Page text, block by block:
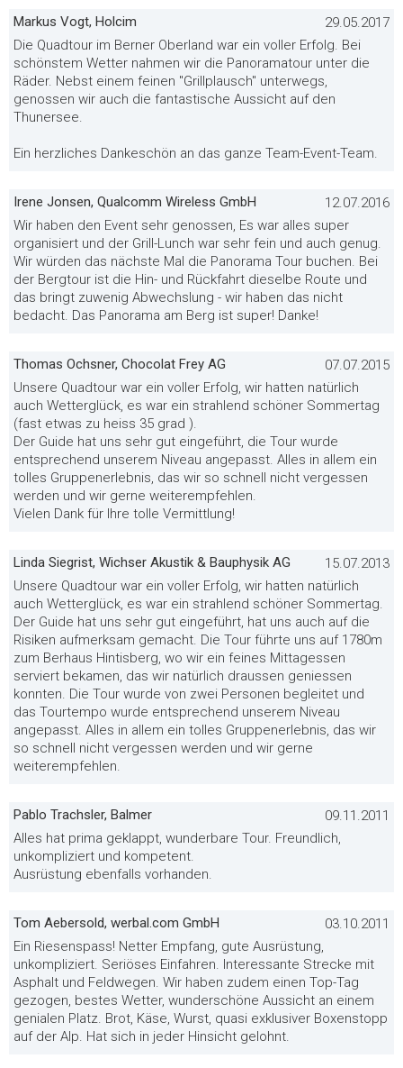
Markus Vogt, Holcim
29.05.2017
Die Quadtour im Berner Oberland war ein voller Erfolg. Bei
schönstem Wetter nahmen wir die Panoramatour unter die
Räder. Nebst einem feinen "Grillplausch" unterwegs,
genossen wir auch die fantastische Aussicht auf den
Thunersee.
Ein herzliches Dankeschön an das ganze Team-Event-Team.
Irene Jonsen, Qualcomm Wireless GmbH
12.07.2016
Wir haben den Event sehr genossen, Es war alles super
organisiert und der Grill-Lunch war sehr fein und auch genug.
Wir würden das nächste Mal die Panorama Tour buchen. Bei
der Bergtour ist die Hin- und Rückfahrt dieselbe Route und
das bringt zuwenig Abwechslung - wir haben das nicht
bedacht. Das Panorama am Berg ist super! Danke!
Thomas Ochsner, Chocolat Frey AG
07.07.2015
Unsere Quadtour war ein voller Erfolg, wir hatten natürlich
auch Wetterglück, es war ein strahlend schöner Sommertag
(fast etwas zu heiss 35 grad ).
Der Guide hat uns sehr gut eingeführt, die Tour wurde
entsprechend unserem Niveau angepasst. Alles in allem ein
tolles Gruppenerlebnis, das wir so schnell nicht vergessen
werden und wir gerne weiterempfehlen.
Vielen Dank für Ihre tolle Vermittlung!
Linda Siegrist, Wichser Akustik & Bauphysik AG
15.07.2013
Unsere Quadtour war ein voller Erfolg, wir hatten natürlich
auch Wetterglück, es war ein strahlend schöner Sommertag.
Der Guide hat uns sehr gut eingeführt, hat uns auch auf die
Risiken aufmerksam gemacht. Die Tour führte uns auf 1780m
zum Berhaus Hintisberg, wo wir ein feines Mittagessen
serviert bekamen, das wir natürlich draussen geniessen
konnten. Die Tour wurde von zwei Personen begleitet und
das Tourtempo wurde entsprechend unserem Niveau
angepasst. Alles in allem ein tolles Gruppenerlebnis, das wir
so schnell nicht vergessen werden und wir gerne
weiterempfehlen.
Pablo Trachsler, Balmer
09.11.2011
Alles hat prima geklappt, wunderbare Tour. Freundlich,
unkompliziert und kompetent.
Ausrüstung ebenfalls vorhanden.
Tom Aebersold, werbal.com GmbH
03.10.2011
Ein Riesenspass! Netter Empfang, gute Ausrüstung,
unkompliziert. Seriöses Einfahren. Interessante Strecke mit
Asphalt und Feldwegen. Wir haben zudem einen Top-Tag
gezogen, bestes Wetter, wunderschöne Aussicht an einem
genialen Platz. Brot, Käse, Wurst, quasi exklusiver Boxenstopp
auf der Alp. Hat sich in jeder Hinsicht gelohnt.